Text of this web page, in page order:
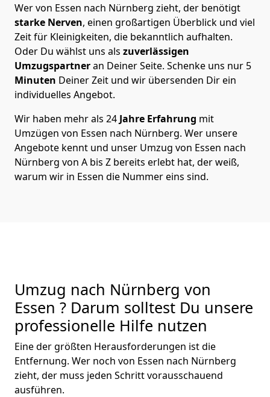
Wer von Essen nach Nürnberg zieht, der benötigt
starke Nerven, einen großartigen Überblick und viel
Zeit für Kleinigkeiten, die bekanntlich aufhalten.
Oder Du wählst uns als zuverlässigen
Umzugspartneran Deiner Seite. Schenke uns nur 5
Minuten Deiner Zeit und wir übersenden Dir ein
individuelles Angebot.
Wir haben mehr als 24 Jahre Erfahrung mit
Umzügen von Essen nach Nürnberg. Wer unsere
Angebote kennt und unser Umzug von Essen nach
Nürnberg von A bis Z bereits erlebt hat, der weiß,
warum wir in Essen die Nummer eins sind.
Umzug nach Nürnberg von
Essen ? Darum solltest Du unsere
professionelle Hilfe nutzen
Eine der größten Herausforderungen ist die
Entfernung. Wer noch von Essen nach Nürnberg
zieht, der muss jeden Schritt vorausschauend
ausführen.